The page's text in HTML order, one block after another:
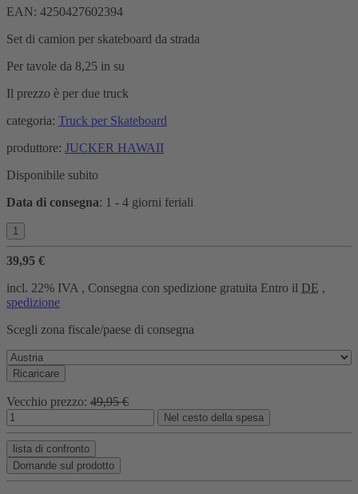
EAN: 4250427602394
Set di camion per skateboard da strada
Per tavole da 8,25 in su
Il prezzo è per due truck
categoria: Truck per Skateboard
produttore: JUCKER HAWAII
Disponibile subito
Data di consegna: 1 - 4 giorni feriali
39,95 €
incl. 22% IVA , Consegna con spedizione gratuita Entro il DE ,
spedizione
Scegli zona fiscale/paese di consegna
Ricaricare
Vecchio prezzo: 49,95 €
Nel cesto della spesa
lista di confronto
Domande sul prodotto